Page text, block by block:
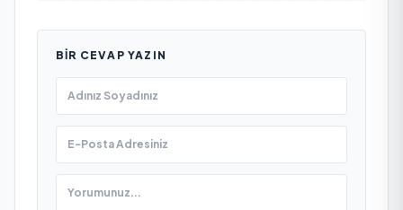
BIR CEVAP YAZIN